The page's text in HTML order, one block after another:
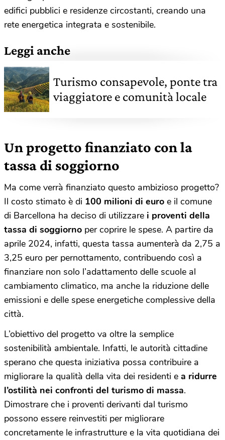
edifici pubblici e residenze circostanti, creando una
rete energetica integrata e sostenibile.
Leggi anche
Turismo consapevole, ponte tra
viaggiatore e comunità locale
Un progetto finanziato con la
tassa di soggiorno
Ma come verrà finanziato questo ambizioso progetto?
Il costo stimato è di 100 milioni di euro e il comune
di Barcellona ha deciso di utilizzare i proventi della
tassa di soggiorno per coprire le spese. A partire da
aprile 2024, infatti, questa tassa aumenterà da 2,75 a
3,25 euro per pernottamento, contribuendo così a
finanziare non solo l’adattamento delle scuole al
cambiamento climatico, ma anche la riduzione delle
emissioni e delle spese energetiche complessive della
città.
L’obiettivo del progetto va oltre la semplice
sostenibilità ambientale. Infatti, le autorità cittadine
sperano che questa iniziativa possa contribuire a
migliorare la qualità della vita dei residenti e a ridurre
l’ostilità nei confronti del turismo di massa.
Dimostrare che i proventi derivanti dal turismo
possono essere reinvestiti per migliorare
concretamente le infrastrutture e la vita quotidiana dei